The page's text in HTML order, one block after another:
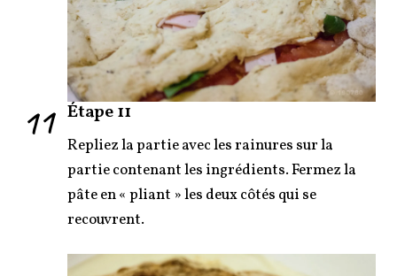
11 Étape 11
Repliez la partie avec les rainures sur la
partie contenant les ingrédients. Fermez la
pâte en « pliant » les deux côtés qui se
recouvrent.